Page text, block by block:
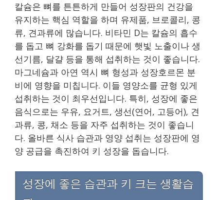
칼슘은 뼈를 튼튼하게 만들어 성장판의 건강을
유지하는 핵심 역할을 하며 유제품, 브로콜리, 콩
류, 견과류에 많습니다. 비타민 D는 칼슘의 흡수
를 돕고 뼈 강화를 돕기 때문에 햇빛 노출이나 생
선기름, 달걀 등을 통해 섭취하는 것이 좋습니다.
마그네슘과 아연 역시 뼈 형성과 성장호르몬 분
비에 영향을 미칩니다. 이들 영양소를 균형 있게
섭취하는 것이 최우선입니다. 특히, 성장에 좋은
음식으로는 우유, 요거트, 생선(연어, 고등어), 견
과류, 콩, 채소 등을 자주 섭취하는 것이 좋습니
다. 올바른 식사 습관과 영양 섭취는 성장판에 영
양 공급을 촉진하여 키 성장을 돕습니다.
성장에 좋은 습관과 키 크는 생활습